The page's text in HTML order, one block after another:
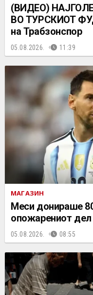
(ВИДЕО)
ВО ТУРСКИОТ
на Трабзонспор
05.08.2026. 11:39
МАГАЗИН
Меси донираше
опожарениот
05.08.2026. 08:55